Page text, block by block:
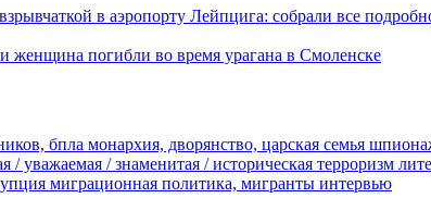
в аэропорту Лейпцига: собрали все
женщина погибли во время урагана в Смоленске
бпла монархия, дворянство, царская семья
/ уважаемая / знаменитая / историческая терроризм
миграционная политика, мигранты интервью